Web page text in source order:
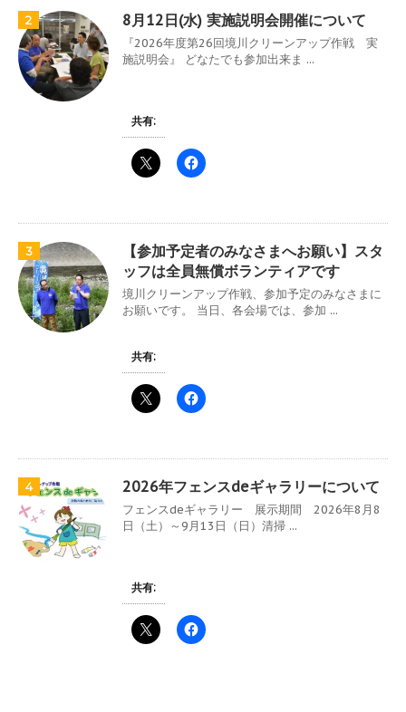
2 8月12日(水) 実施説明会開催について
『2026年度第26回境川クリーンアップ作戦 実
施説明会』 どなたでも参加出来ま ...
共有:
3
【参加予定者のみなさまへお願い】スタ
ッフは全員無償ボランティアです
境川クリーンアップ作戦、参加予定のみなさまに
お願いです。 当日、各会場では、参加 ...
共有:
4 2026年フェンスdeギャラリーについて
フェンスdeギャラリー 展示期間 2026年8月8
日（土）～9月13日（日）清掃 ...
共有: